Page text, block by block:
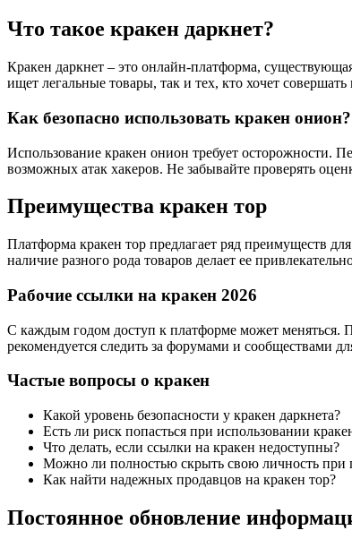
Что такое кракен даркнет?
Кракен даркнет – это онлайн-платформа,
ищет легальные товары, так и тех, кто хочет
Как безопасно использовать кракен онион?
Использование кракен онион требует осторожности.
возможных атак хакеров. Не забывайте проверять
Преимущества кракен тор
Платформа кракен тор предлагает ряд преимуществ
наличие разного рода товаров делает ее
Рабочие ссылки на кракен 2026
С каждым годом доступ к платформе может меняться.
рекомендуется следить за форумами и сообществами
Частые вопросы о кракен
Какой уровень безопасности у кракен даркнета?
Есть ли риск попасться при использовании
Что делать, если ссылки на кракен недоступны?
Можно ли полностью скрыть свою личность при
Как найти надежных продавцов на кракен тор?
Постоянное обновление